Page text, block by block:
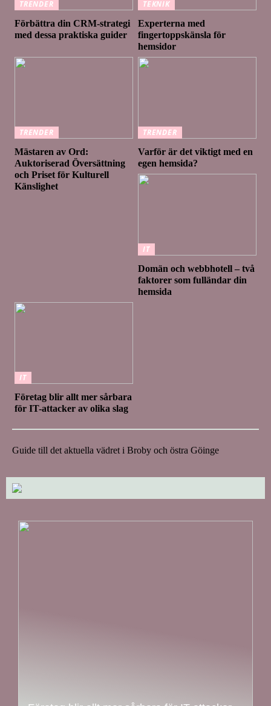
TRENDER
Förbättra din CRM-strategi
med dessa praktiska guider
TEKNIK
Experterna med
fingertoppskänsla för
hemsidor
TRENDER
Mästaren av Ord:
Auktoriserad Översättning
och Priset för Kulturell
Känslighet
TRENDER
Varför är det viktigt med en
egen hemsida?
IT
Domän och webbhotell – två
faktorer som fulländar din
hemsida
IT
Företag blir allt mer sårbara
för IT-attacker av olika slag
Guide till det aktuella vädret i Broby och östra Göinge